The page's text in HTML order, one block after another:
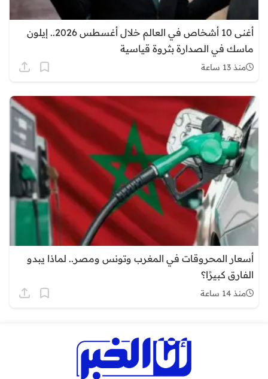
أغنى 10 أشخاص في العالم خلال أغسطس 2026.. إيلون
ماسك في الصدارة بثروة قياسية
منذ 13 ساعة
أسعار المحروقات في المغرب وتونس ومصر.. لماذا يبدو
الفارق كبيرًا؟
منذ 14 ساعة